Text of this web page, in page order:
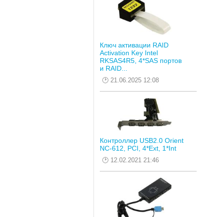
Ключ активации RAID
Activation Key Intel
RKSAS4R5, 4*SAS портов
и RAID...
21.06.2025 12:08
Контроллер USB2.0 Orient
NC-612, PCI, 4*Ext, 1*Int
12.02.2021 21:46